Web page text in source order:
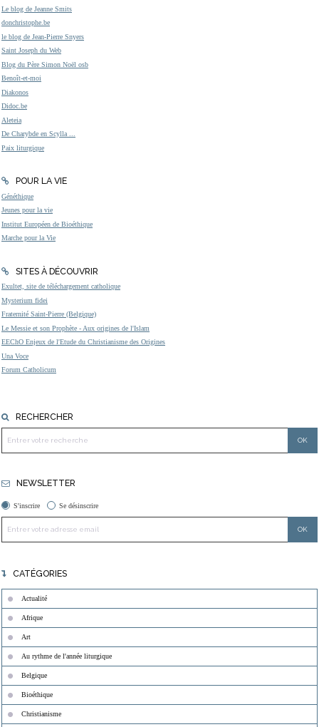
Le blog de Jeanne Smits
donchristophe.be
le blog de Jean-Pierre Snyers
Saint Joseph du Web
Blog du Père Simon Noël osb
Benoît-et-moi
Diakonos
Didoc.be
Aleteia
De Charybde en Scylla ...
Paix liturgique
POUR LA VIE
Généthique
Jeunes pour la vie
Institut Européen de Bioéthique
Marche pour la Vie
SITES À DÉCOUVRIR
Exultet, site de téléchargement catholique
Mysterium fidei
Fraternité Saint-Pierre (Belgique)
Le Messie et son Prophète - Aux origines de l'Islam
EEChO Enjeux de l'Etude du Christianisme des Origines
Una Voce
Forum Catholicum
RECHERCHER
NEWSLETTER
S'inscrire Se désinscrire
CATÉGORIES
Actualité
Afrique
Art
Au rythme de l'année liturgique
Belgique
Bioéthique
Christianisme